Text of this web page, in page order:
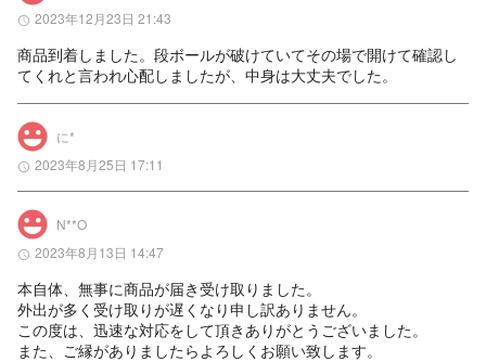
2023年12月23日 21:43
商品到着しました。段ボールが破けていてその場で開けて確認し
てくれと言われ心配しましたが、中身は大丈夫でした。
に*
2023年8月25日 17:11
N**O
2023年8月13日 14:47
本自体、無事に商品が届き受け取りました。
外出が多く受け取りが遅くなり申し訳ありません。
この度は、迅速な対応をして頂きありがとうございました。
また、ご縁がありましたらよろしくお願い致します。